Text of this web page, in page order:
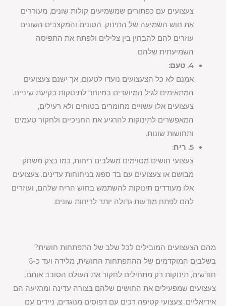
צעצועים עם כפתורים שמשמיעים קולות שונים, מעוררים
את חוש השמיעה של התינוק. הטונים והמקצבים השונים
עוזרים להם להבחין בין צלילים ולפתח את התפיסה
השמיעתית שלהם.
4. טעם:
אמנם לא כל הצעצועים נועדו לטעום, אך ישנם צעצועים
המתאימים לגיל המיועדים במיוחד לתינוקות בקיעת שיניים.
צעצועים אלו עשויים מחומרים בטוחים ולא רעילים,
המאפשרים לתינוקות להרגיע את החניכיים ולחקור טעמים
ותחושות שונות.
5. ריח:
צעצועי חושים מסוימים משלבים ריחות, כמו בצק משחק
מבושם או צעצועים עם בד ספוג בניחוחות עדינים. צעצועים
אלו מעודדים תינוקות להשתמש בחוש הריח שלהם, ועוזרים
להם לפתח מודעות גדולה יותר לריחות שונים.
מהם הצעצועים המובילים לכל שלב של התפתחות חושית?
בשלבים המוקדמים של ההתפתחות החושית, מלידה ועד כ-6
חודשים, תינוקות רק מתחילים לחקור את העולם הסובב אותם.
צעצועים שמפעילים את החושים שלהם בצורה עדינה ומרגיעה הם
אידיאליים. צעצועי קטיפה רכים עם דפוסים מנוגדים, ניידים עם